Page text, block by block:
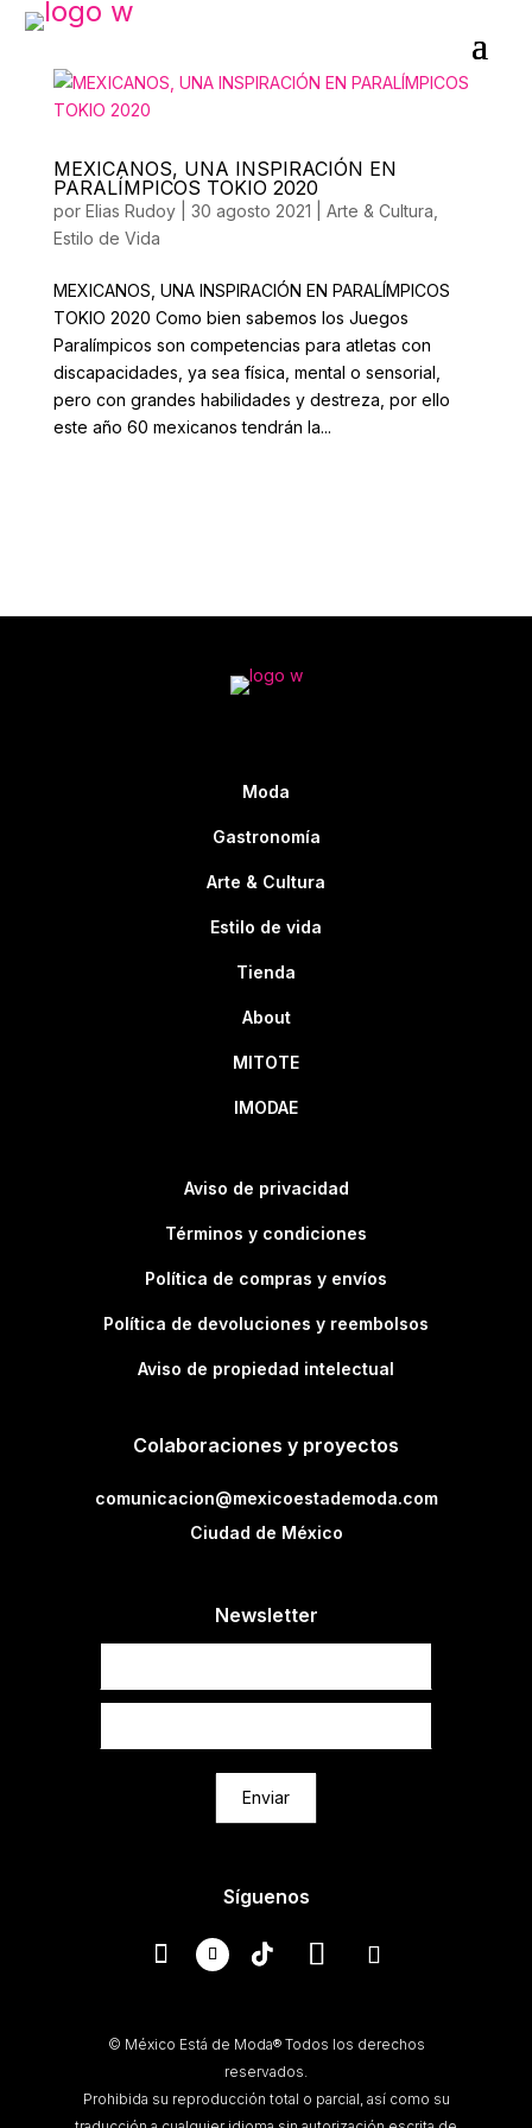
MEXICANOS, UNA INSPIRACIÓN EN
PARALÍMPICOS TOKIO 2020
por Elias Rudoy| 30 agosto 2021 Arte & Cultura
Estilo de Vida
MEXICANOS, UNA INSPIRACIÓN EN PARALÍMPICOS
TOKIO 2020 Como bien sabemos los Juegos
Paralímpicos son competencias para atletas con
discapacidades, ya sea física, mental o sensorial,
pero con grandes habilidades y destreza, por ello
este año 60 mexicanos tendrán la...
Moda
Gastronomía
Arte & Cultura
Estilo de vida
Tienda
About
MITOTE
IMODAE
Aviso de privacidad
Términos y condiciones
Política de compras y envíos
Política de devoluciones y reembolsos
Aviso de propiedad intelectual
Colaboraciones y proyectos
comunicacion@mexicoestademoda.com
Ciudad de México
Newsletter
Enviar
Síguenos
© México Está de Moda® Todos los derechos
reservados.
Prohibida su reproducción total o parcial, así como su